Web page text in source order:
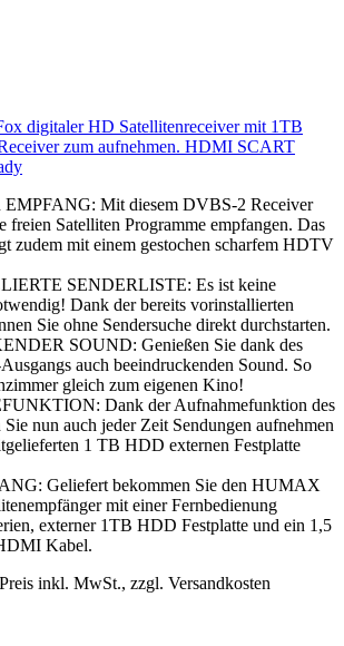
digitaler HD Satellitenreceiver mit 1TB
zum aufnehmen. HDMI SCART
Mit diesem DVBS-2 Receiver
freien Satelliten Programme empfangen. Das
zudem mit einem gestochen scharfem HDTV
SENDERLISTE: Es ist keine
Dank der bereits vorinstallierten
Sie ohne Sendersuche direkt durchstarten.
SOUND: Genießen Sie dank des
auch beeindruckenden Sound. So
gleich zum eigenen Kino!
Dank der Aufnahmefunktion des
Sie nun auch jeder Zeit Sendungen aufnehmen
1 TB HDD externen Festplatte
Geliefert bekommen Sie den HUMAX
mit einer Fernbedienung
externer 1TB HDD Festplatte und ein 1,5
Kabel.
Preis inkl. MwSt., zzgl. Versandkosten